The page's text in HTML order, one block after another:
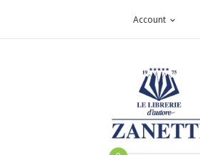
Account expand_more